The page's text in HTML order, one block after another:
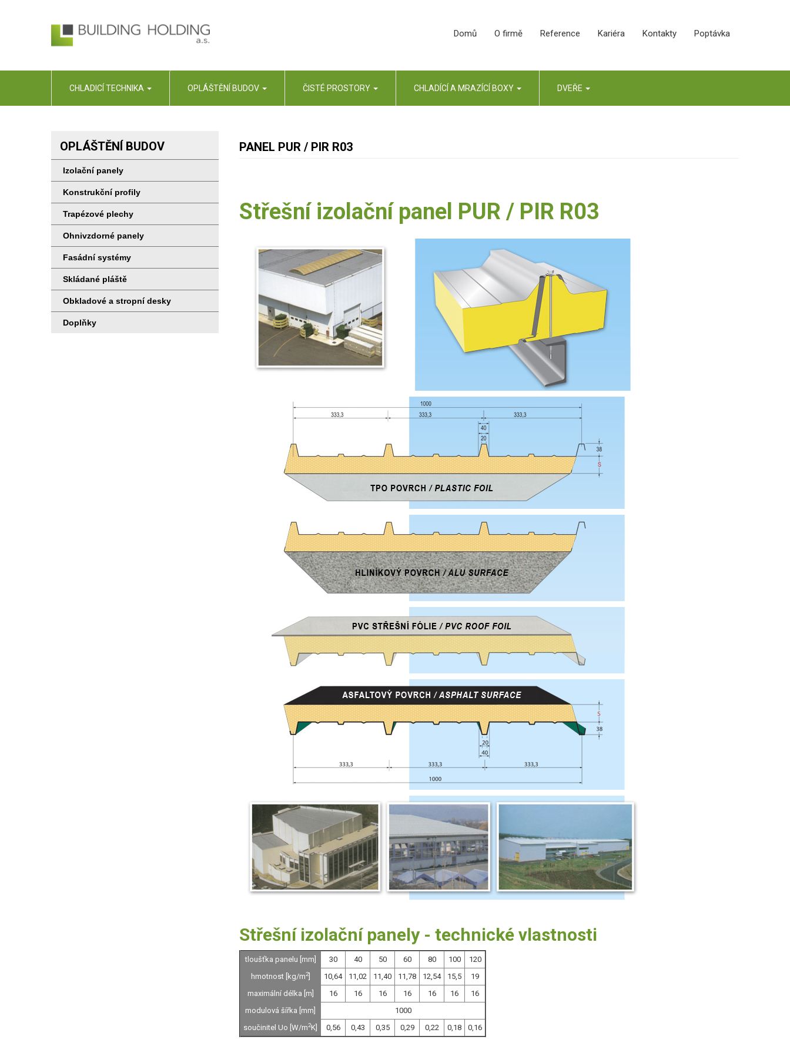
Domů O firmě Reference Kariéra Kontakty Poptávka
CHLADICÍ TECHNIKA OPLÁŠTĚNÍ BUDOV ČISTÉ PROSTORY CHLADÍCÍ A MRAZÍCÍ BOXY DVEŘE
PANEL PUR / PIR R03
Střešní izolační panel PUR / PIR R03
Střešní izolační panely - technické vlastnosti
tloušťka panelu [mm] 30 40 50 60 80 100
120
hmotnost [kg/m2] 10,64 11,02 11,40 11,78 12,54 15,5
19
maximální délka [m]
16 16 16 16 16 16
16
modulová šířka [mm]
1000
součinitel Uo [W/m2K] 0,56 0,43 0,35 0,29 0,22 0,18 0,16
OPLÁŠTĚNÍ BUDOV
Izolační panely
Konstrukční profily
Trapézové plechy
Ohnivzdorné panely
Fasádní systémy
Skládané pláště
Obkladové a stropní desky
Doplňky